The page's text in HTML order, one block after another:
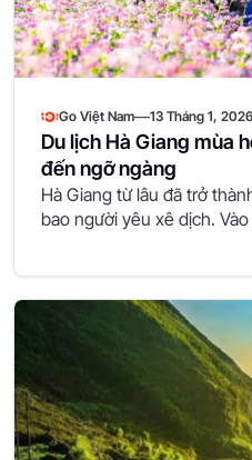
Go Việt Nam—13 Tháng 1, 2026
Du lịch Hà Giang mùa
đến ngỡ ngàng
Hà Giang từ lâu đã trở
bao người yêu xê dịch.